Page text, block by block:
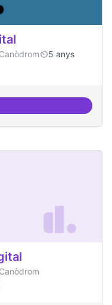
5 anys
Activista Digital